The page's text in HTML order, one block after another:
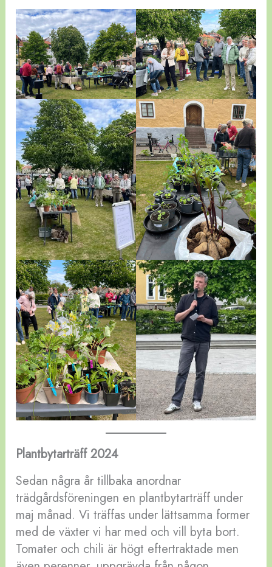
Plantbytarträff 2024
Sedan några år tillbaka anordnar
trädgårdsföreningen en plantbytarträff under
maj månad. Vi träffas under lättsamma former
med de växter vi har med och vill byta bort.
Tomater och chili är högt eftertraktade men